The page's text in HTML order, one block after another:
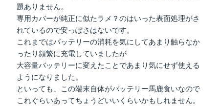
題ありません。
専用カバーが純正に似たラメ？のはいった表面処理がさ
れているので安っぽさはないです。
これまではバッテリーの消耗を気にしてあまり触らなか
ったり頻繁に充電していましたが
大容量バッテリーに変えたことであまり気にせず使える
ようになりました。
といっても、この端末自体がバッテリー馬鹿食いなので
これぐらいあってちょうどいいくらいかもしれません。